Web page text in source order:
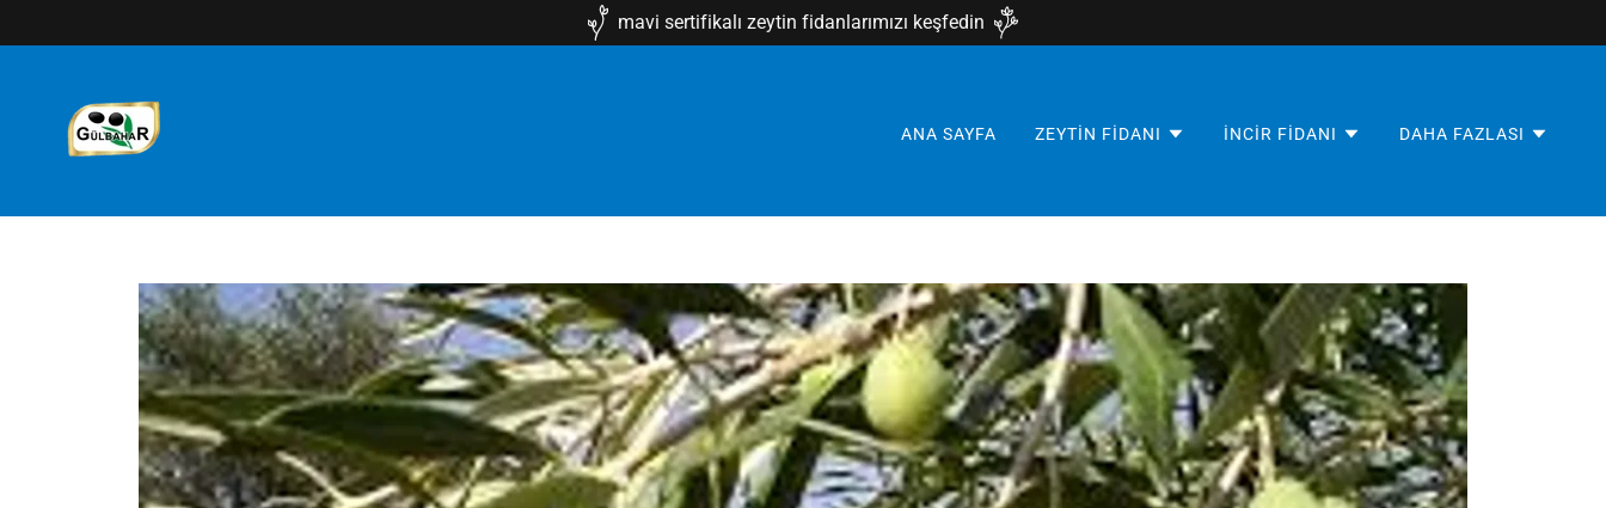
mavi sertifikalı zeytin fidanlarımızı keşfedin
ANA SAYFA ZEYTIN FIDANI İNCIR FIDANI DAHA FAZLASI